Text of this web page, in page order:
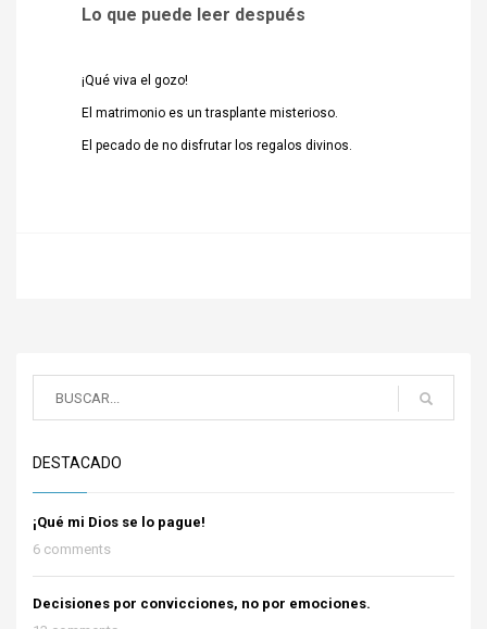
Lo que puede leer después
¡Qué viva el gozo!
El matrimonio es un trasplante misterioso.
El pecado de no disfrutar los regalos divinos.
DESTACADO
¡Qué mi Dios se lo pague!
6 comments
Decisiones por convicciones, no por emociones.